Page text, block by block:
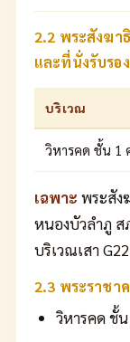
2.2 พระสังฆา
และที่นั่งรับรอง
บริเวณ
วิหารคด ชั้น 1
เฉพาะ พระสัง
หนองบัวลำภู ส
บริเวณเสา
2.3 พระราชา
วิหารคด ชั้